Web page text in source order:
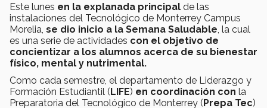
Este lunes en la explanada principal de las
instalaciones del Tecnológico de Monterrey Campus
Morelia, se dio inicio a la Semana Saludable , la cual
es una serie de actividades con el objetivo de
concientizar a los alumnos acerca de su bienestar
físico, mental y nutrimental.
Como cada semestre, el departamento de Liderazgo y
Formación Estudiantil (LIFE) en coordinación con la
Preparatoria del Tecnológico de Monterrey (Prepa Tec)